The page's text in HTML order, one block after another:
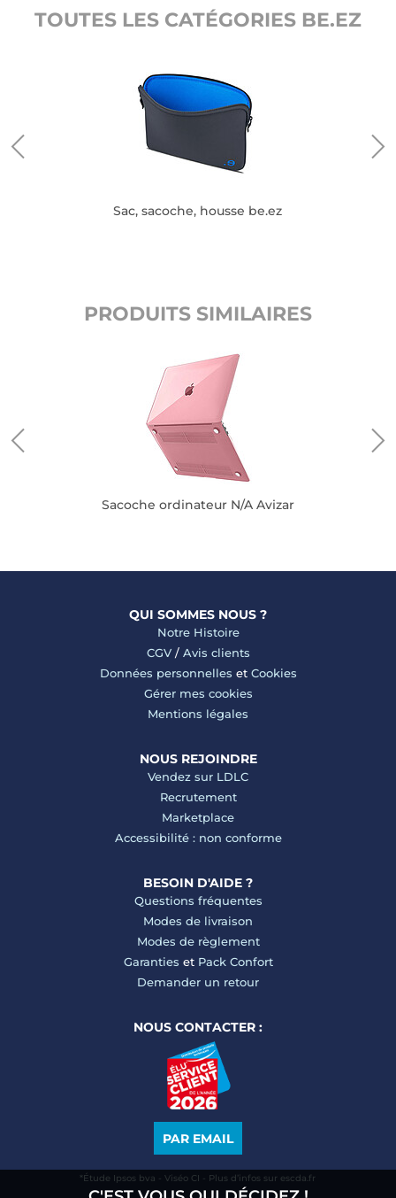
TOUTES LES CATÉGORIES BE.EZ
Sac, sacoche, housse be.ez
PRODUITS SIMILAIRES
Sacoche ordinateur N/A Avizar
QUI SOMMES NOUS ?
Notre Histoire
CGV/ Avis clients
Données personnelles et Cookies
Gérer mes cookies
Mentions légales
NOUS REJOINDRE
Vendez sur LDLC
Recrutement
Marketplace
Accessibilité : non conforme
BESOIN D'AIDE ?
Questions fréquentes
Modes de livraison
Modes de règlement
Garanties et Pack Confort
Demander un retour
NOUS CONTACTER :
PAR EMAIL
*Étude Ipsos bva - Viséo CI - Plus d’infos sur escda.fr